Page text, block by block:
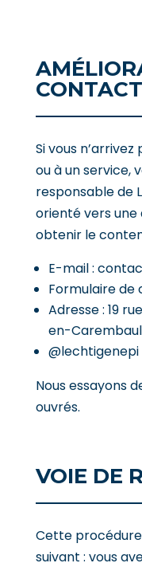
CONTACT
Si vous
ou à un service,
responsable de
orienté vers
obtenir le
E-mail :
Formulaire de
Adresse : 19
en-
@lechtigenepi
Nous essayons
ouvrés.
VOIE DE
Cette
suivant : vous